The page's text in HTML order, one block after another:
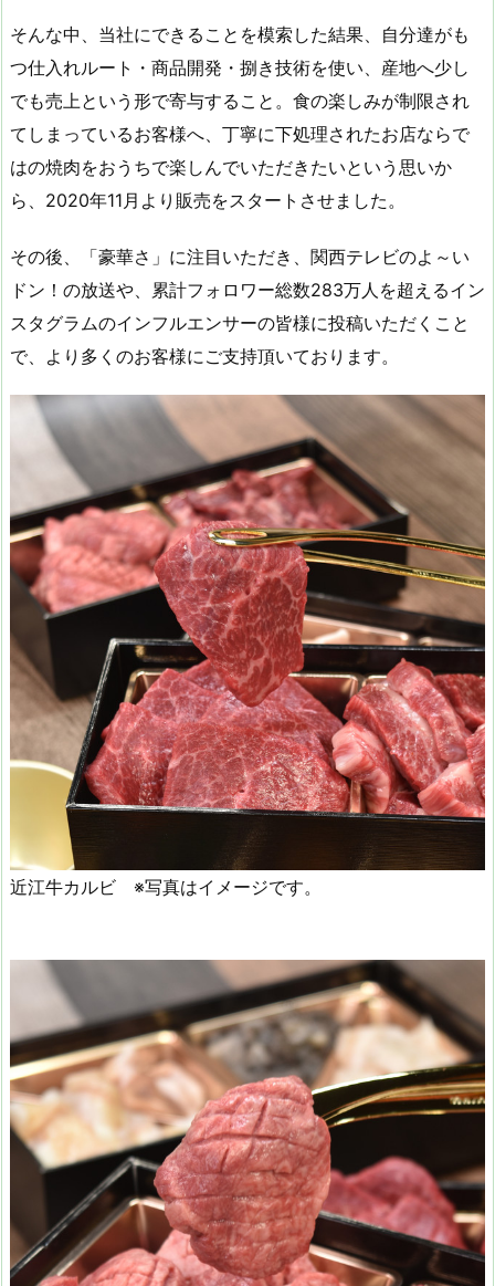
そんな中、当社にできることを模索した結果、自分達がも
つ仕入れルート・商品開発・捌き技術を使い、産地へ少し
でも売上という形で寄与すること。食の楽しみが制限され
てしまっているお客様へ、丁寧に下処理されたお店ならで
はの焼肉をおうちで楽しんでいただきたいという思いか
ら、2020年11月より販売をスタートさせました。
その後、「豪華さ」に注目いただき、関西テレビのよ～い
ドン！の放送や、累計フォロワー総数283万人を超えるイン
スタグラムのインフルエンサーの皆様に投稿いただくこと
で、より多くのお客様にご支持頂いております。
近江牛カルビ ※写真はイメージです。